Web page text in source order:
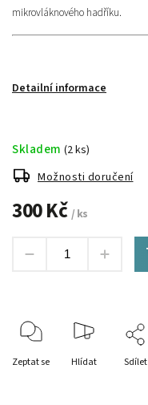
mikrovláknového hadříku.
Detailní informace
300 Kč / ks
Skladem (2 ks)
Možnosti doručení
Zeptat se Hlídat Sdílet